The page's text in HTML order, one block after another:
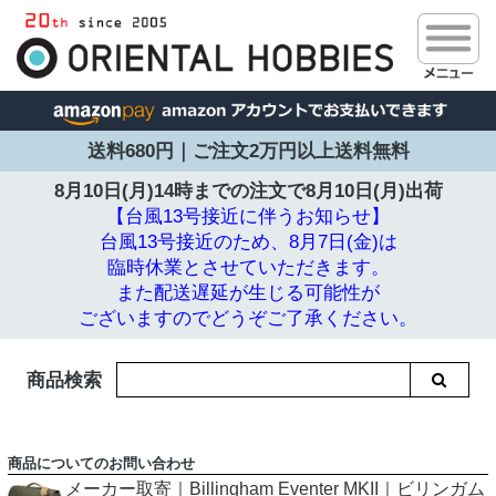
送料680円｜ご注文2万円以上送料無料
8月10日(月)14時までの注文で8月10日(月)出荷
【台風13号接近に伴うお知らせ】
台風13号接近のため、8月7日(金)は
臨時休業とさせていただきます。
また配送遅延が生じる可能性が
ございますのでどうぞご了承ください。
商品検索
商品についてのお問い合わせ
メーカー取寄｜Billingham Eventer MKII｜ビリンガム